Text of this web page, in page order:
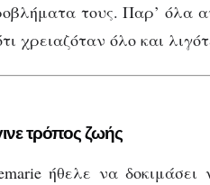
τους. Παρ’ όλα
χρειαζόταν όλο και
τρόπος ζωής
ήθελε να